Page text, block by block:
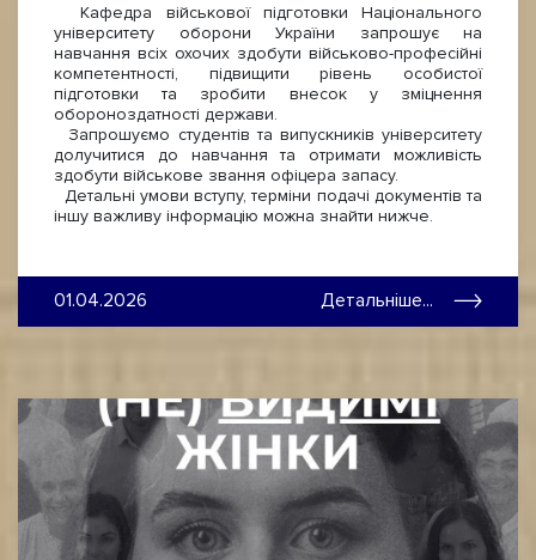
Кафедра військової підготовки Національного
університету оборони України запрошує на
навчання всіх охочих здобути військово-професійні
компетентності, підвищити рівень особистої
підготовки та зробити внесок у зміцнення
обороноздатності держави.
Запрошуємо студентів та випускників університету
долучитися до навчання та отримати можливість
здобути військове звання офіцера запасу.
Детальні умови вступу, терміни подачі документів та
іншу важливу інформацію можна знайти нижче.
01.04.2026 Детальніше...